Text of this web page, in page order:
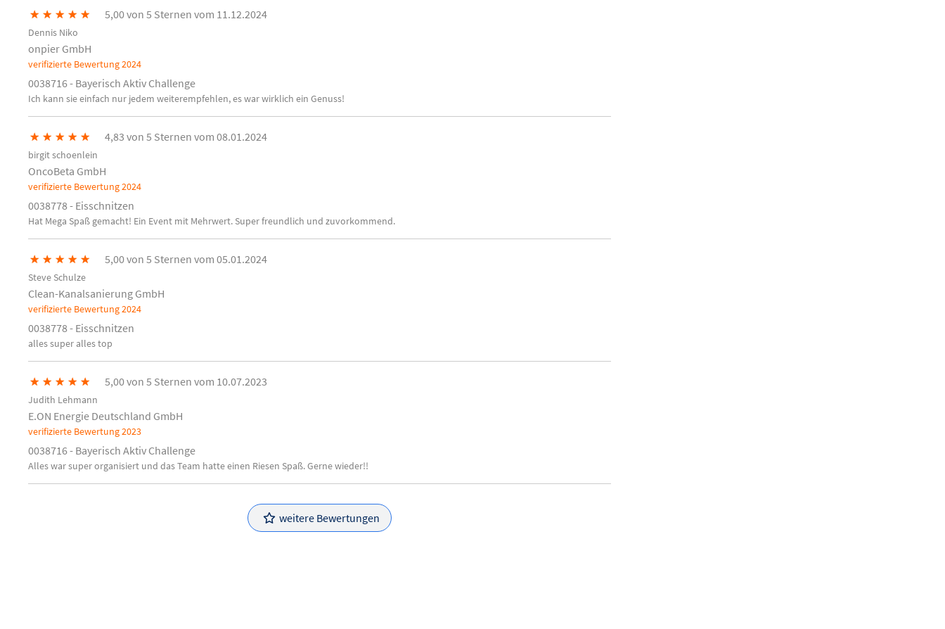
★ ★ ★ ★ ★ 5,00 von 5 Sternen vom 11.12.2024
Dennis Niko
onpier GmbH
verifizierte Bewertung2024
0038716 - Bayerisch Aktiv Challenge
Ich kann sie einfach nur jedem weiterempfehlen, es war wirklich ein Genuss!
★ ★ ★ ★ ★ 4,83 von 5 Sternen vom 08.01.2024
birgit schoenlein
OncoBeta GmbH
verifizierte Bewertung2024
0038778 - Eisschnitzen
Hat Mega Spaß gemacht! Ein Event mit Mehrwert. Super freundlich und zuvorkommend.
★ ★ ★ ★ ★ 5,00 von 5 Sternen vom 05.01.2024
Steve Schulze
Clean-Kanalsanierung GmbH
verifizierte Bewertung2024
0038778 - Eisschnitzen
alles super alles top
★ ★ ★ ★ ★ 5,00 von 5 Sternen vom 10.07.2023
Judith Lehmann
E.ON Energie Deutschland GmbH
verifizierte Bewertung2023
0038716 - Bayerisch Aktiv Challenge
Alles war super organisiert und das Team hatte einen Riesen Spaß. Gerne wieder!!
weitere Bewertungen